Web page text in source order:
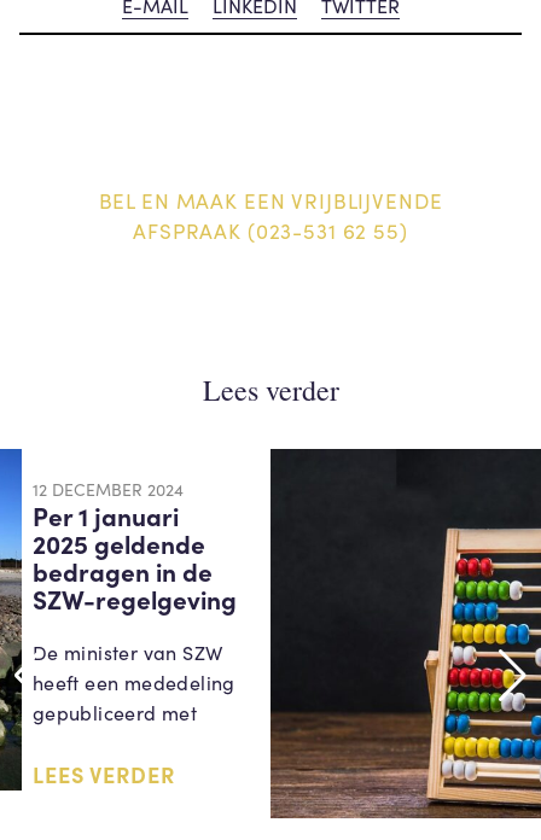
E-MAIL LINKEDIN TWITTER
BEL EN MAAK EEN VRIJBLIJVENDE
AFSPRAAK (023-531 62 55)
Lees verder
12 DECEMBER 2024
Per 1 januari
2025 geldende
bedragen in de
SZW-regelgeving
De minister van SZW
heeft een mededeling
gepubliceerd met
LEES VERDER